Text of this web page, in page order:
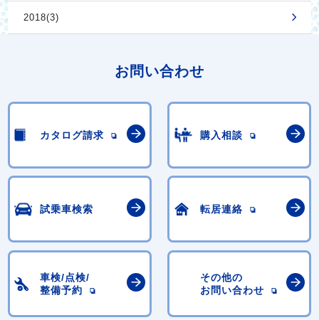
2018(3)
お問い合わせ
カタログ請求 購入相談
試乗車検索 転居連絡
車検/点検/
整備予約
その他の
お問い合わせ